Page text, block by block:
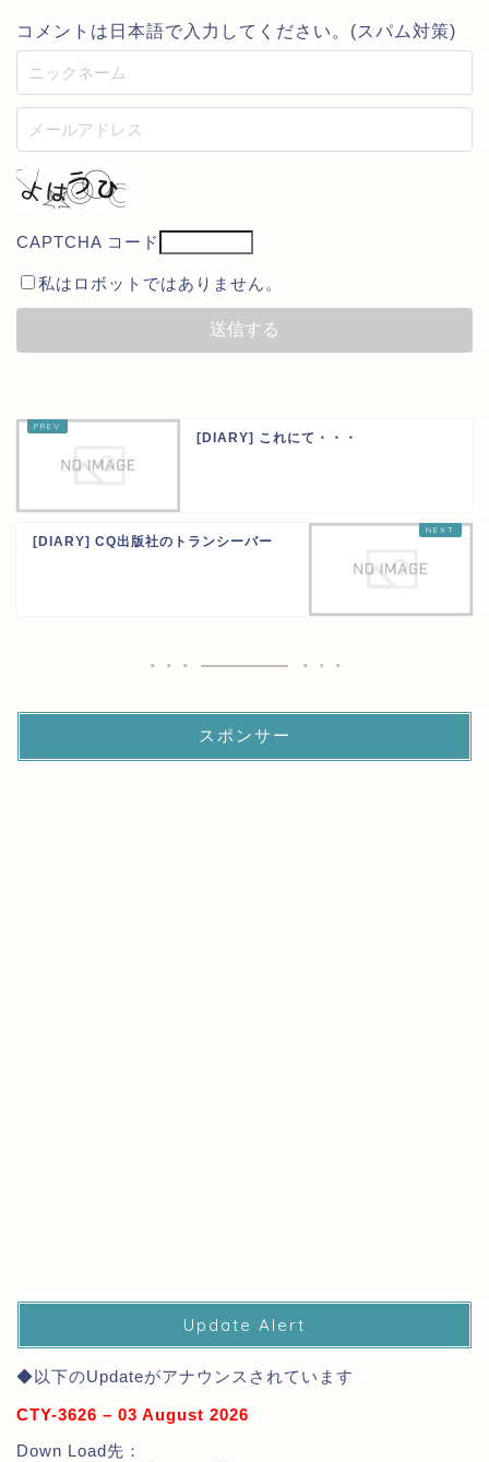
コメントは日本語で入力してください。(スパム対策)
CAPTCHA コード
私はロボットではありません。
[DIARY] これにて・・・
[DIARY] CQ出版社のトランシーバー
スポンサー
Update Alert
◆以下のUpdateがアナウンスされています
CTY-3626 – 03 August 2026
Down Load先：